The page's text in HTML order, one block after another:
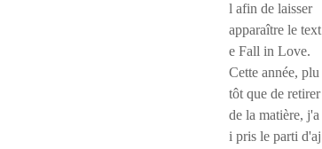
l afin de laisser
apparaître le text
e Fall in Love.
Cette année, plu
tôt que de retirer
de la matière, j'a
i pris le parti d'aj